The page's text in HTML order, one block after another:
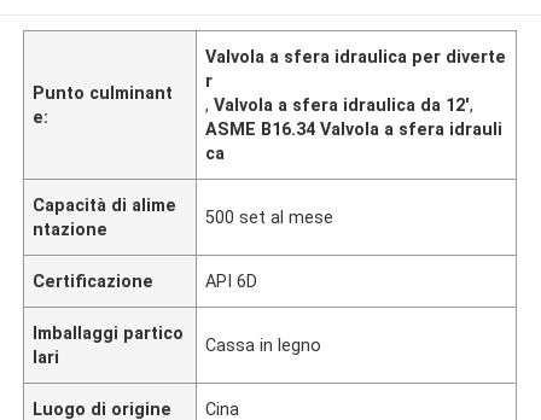
Punto culminant
e:
Valvola a sfera idraulica per diverte
r
,Valvola a sfera idraulica da 12',
ASME B16.34 Valvola a sfera idrauli
ca
Capacità di alime
ntazione
500 set al mese
Certificazione API 6D
Imballaggi partico
lari
Cassa in legno
Luogo di origine Cina